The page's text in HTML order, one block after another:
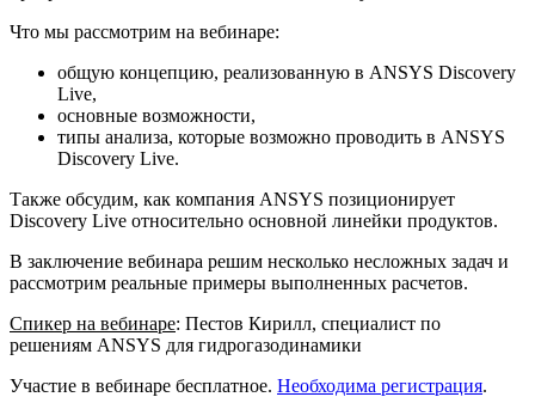
Что мы рассмотрим на вебинаре:
общую концепцию, реализованную в ANSYS Discovery
Live,
основные возможности,
типы анализа, которые возможно проводить в ANSYS
Discovery Live.
Также обсудим, как компания ANSYS позиционирует
Discovery Live относительно основной линейки продуктов.
В заключение вебинара решим несколько несложных задач и
рассмотрим реальные примеры выполненных расчетов.
Спикер на вебинаре: Пестов Кирилл, специалист по
решениям ANSYS для гидрогазодинамики
Участие в вебинаре бесплатное. Необходима регистрация.